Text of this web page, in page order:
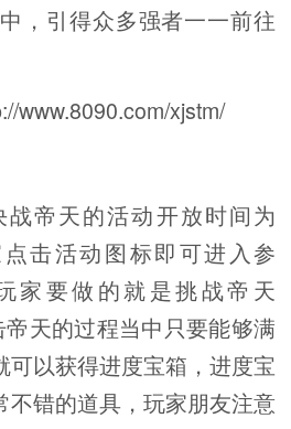
，引得众多强者一一前往
www.8090.com/xjstm/
帝天的活动开放时间为
点击活动图标即可进入参
家要做的就是挑战帝天
天的过程当中只要能够满
可以获得进度宝箱，进度宝
不错的道具，玩家朋友注意